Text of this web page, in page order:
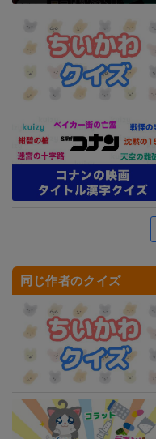
同じ作者のクイズ